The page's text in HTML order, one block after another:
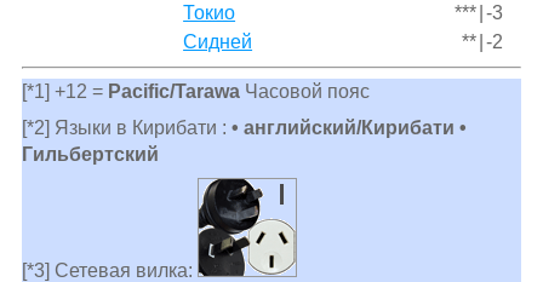
Токио
*** -3
Сидней
** -2
[*1] +12 = Pacific/TarawaЧасовой пояс
[*2] Языки в Кирибати : • английский/Кирибати •
Гильбертский
[*3] Сетевая вилка: